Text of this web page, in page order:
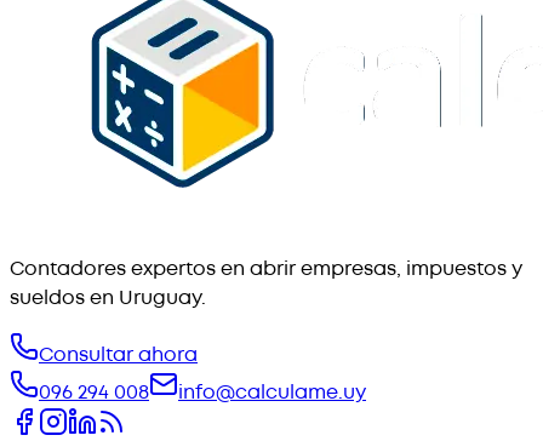
Contadores expertos en abrir empresas, impuestos y
sueldos en Uruguay.
Consultar ahora
096 294 008
info@calculame.uy